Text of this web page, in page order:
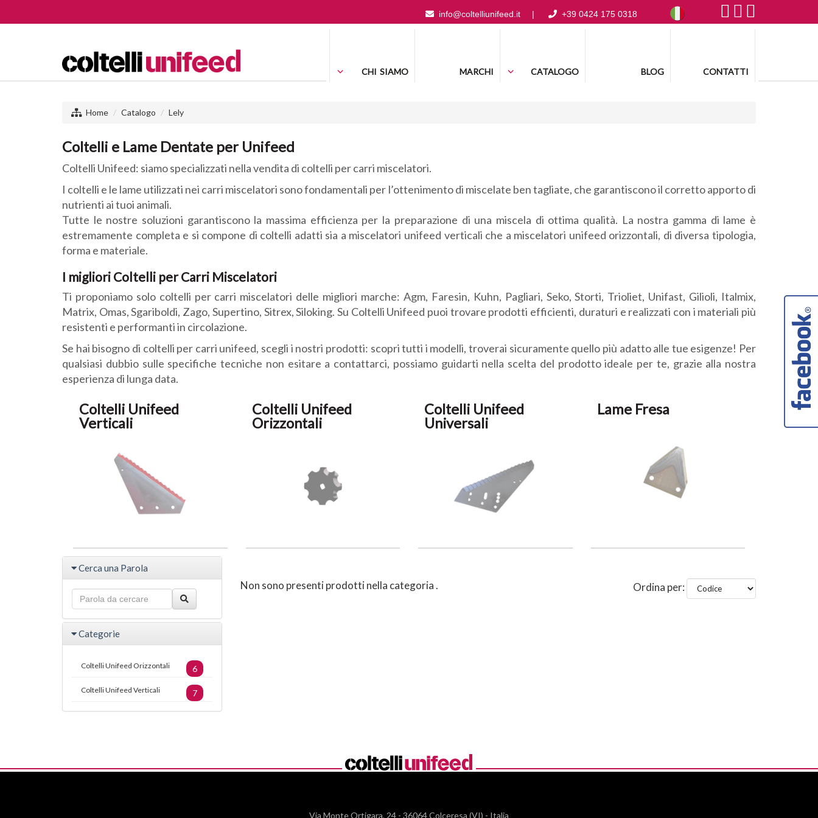
info@coltelliunifeed.it | +39 0424 175 0318
CHI SIAMO MARCHI CATALOGO BLOG CONTATTI
Home Catalogo Lely
Coltelli e Lame Dentate per Unifeed
Coltelli Unifeed: siamo specializzati nella vendita di coltelli per carri miscelatori.
I coltelli e le lame utilizzati nei carri miscelatori sono fondamentali per l’ottenimento di miscelate ben tagliate, che garantiscono il corretto apporto di
nutrienti ai tuoi animali.
Tutte le nostre soluzioni garantiscono la massima efficienza per la preparazione di una miscela di ottima qualità. La nostra gamma di lame è
estremamente completa e si compone di coltelli adatti sia a miscelatori unifeed verticali che a miscelatori unifeed orizzontali, di diversa tipologia,
forma e materiale.
I migliori Coltelli per Carri Miscelatori
Ti proponiamo solo coltelli per carri miscelatori delle migliori marche: Agm, Faresin, Kuhn, Pagliari, Seko, Storti, Trioliet, Unifast, Gilioli, Italmix,
Matrix, Omas, Sgariboldi, Zago, Supertino, Sitrex, Siloking. Su Coltelli Unifeed puoi trovare prodotti efficienti, duraturi e realizzati con i materiali più
resistenti e performanti in circolazione.
Se hai bisogno di coltelli per carri unifeed, scegli i nostri prodotti: scopri tutti i modelli, troverai sicuramente quello più adatto alle tue esigenze! Per
qualsiasi dubbio sulle specifiche tecniche non esitare a contattarci, possiamo guidarti nella scelta del prodotto ideale per te, grazie alla nostra
esperienza di lunga data.
Coltelli Unifeed
Verticali
Coltelli Unifeed
Orizzontali
Coltelli Unifeed
Universali
Lame Fresa
Non sono presenti prodotti nella categoria. Ordina per:
Cerca una Parola
Categorie
Coltelli Unifeed Orizzontali 6
Coltelli Unifeed Verticali 7
Via Monte Ortigara, 24 - 36064 Colceresa (VI) - Italia